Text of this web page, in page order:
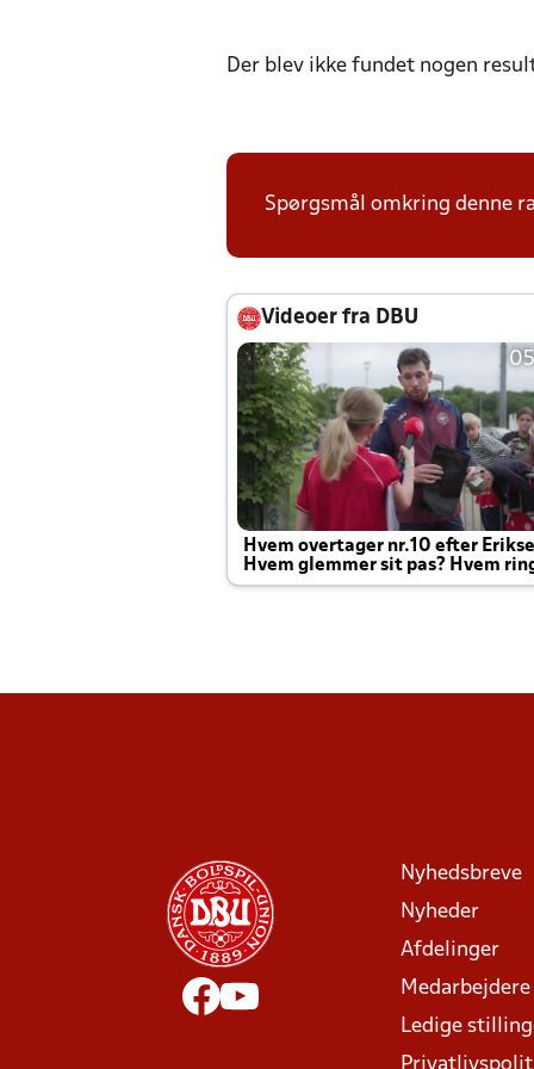
Der blev ikke fundet nogen
Spørgsmål omkring denne
Videoer fra DBU
Hvem overtager nr.10 efter
Hvem glemmer sit pas? Hvem
Joachim altid til efter kampe?
Nyhedsbreve
Nyheder
Afdelinger
Medarbejdere
Ledige